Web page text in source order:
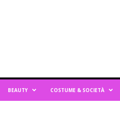
BEAUTY COSTUME & SOCIETÀ